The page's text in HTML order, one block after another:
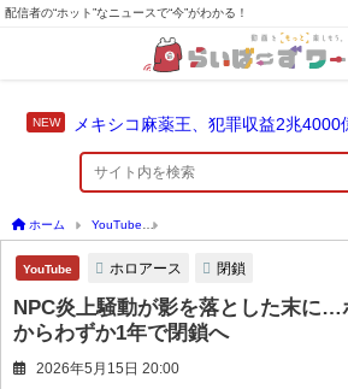
配信者の“ホット”なニュースで“今”がわかる！
ホーム YouTube
YouTube ホロアース 閉鎖
NPC炎上騒動が影を落とした末に…
からわずか1年で閉鎖へ
2026年5月15日 20:00